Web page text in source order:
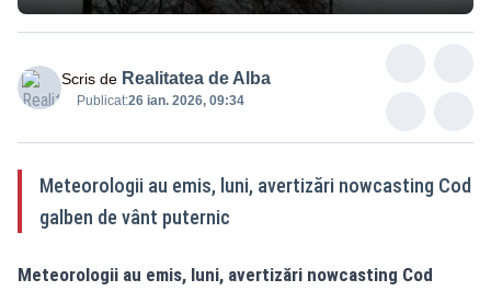
Scris de Realitatea de Alba
Publicat:26 ian. 2026, 09:34
Meteorologii au emis, luni, avertizări nowcasting Cod
galben de vânt puternic
Meteorologii au emis, luni, avertizări nowcasting Cod